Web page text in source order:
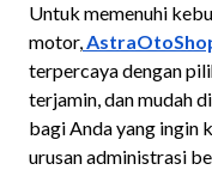
Untuk memenuhi
motor,
terpercaya dengan
terjamin, dan mudah
bagi Anda yang ingin
urusan administrasi